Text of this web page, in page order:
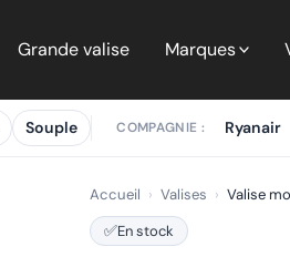
Grande valise Marques
Souple COMPAGNIE : Ryanair
Accueil › Valises › Valise
✅En stock